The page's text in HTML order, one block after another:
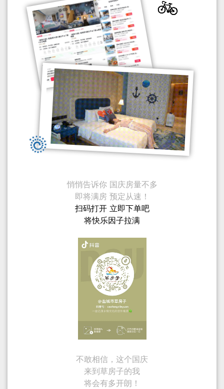
悄悄告诉你 国庆房量不多
即将满房 预定从速！
扫码打开 立即下单吧
将快乐因子拉满
不敢相信，这个国庆
来到草房子的我
将会有多开朗！